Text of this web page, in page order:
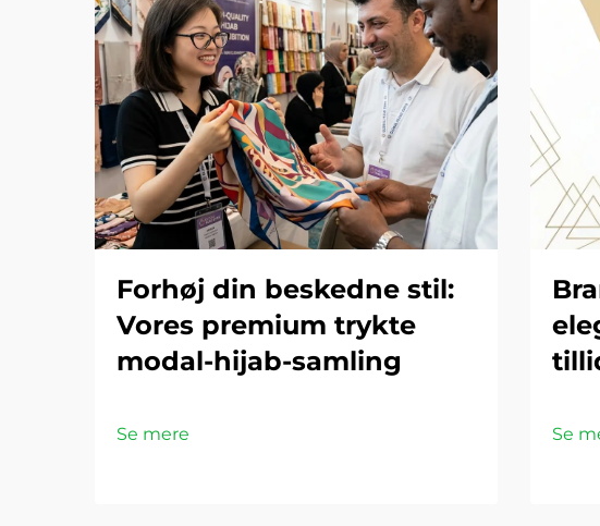
Forhøj din beskedne stil:
Vores premium trykte
modal-hijab-samling
Se mere Se